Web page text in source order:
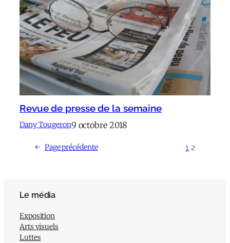
Revue de presse de la semaine
Dany Tougeron9 octobre 2018
← Page précédente 1 2
Le média
Exposition
Arts visuels
Luttes